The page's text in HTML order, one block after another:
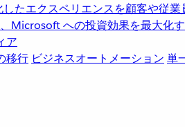
たエクスペリエンスを顧客や従業
Microsoft への投資効果を最大化す
ア
移行 ビジネスオートメーション 単